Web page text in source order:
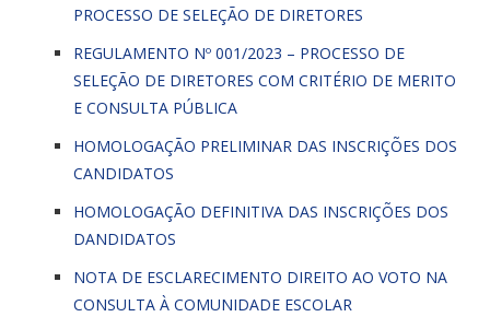
PROCESSO DE SELEÇÃO DE DIRETORES
REGULAMENTO Nº 001/2023 – PROCESSO DE
SELEÇÃO DE DIRETORES COM CRITÉRIO DE MERITO
E CONSULTA PÚBLICA
HOMOLOGAÇÃO PRELIMINAR DAS INSCRIÇÕES DOS
CANDIDATOS
HOMOLOGAÇÃO DEFINITIVA DAS INSCRIÇÕES DOS
DANDIDATOS
NOTA DE ESCLARECIMENTO DIREITO AO VOTO NA
CONSULTA À COMUNIDADE ESCOLAR